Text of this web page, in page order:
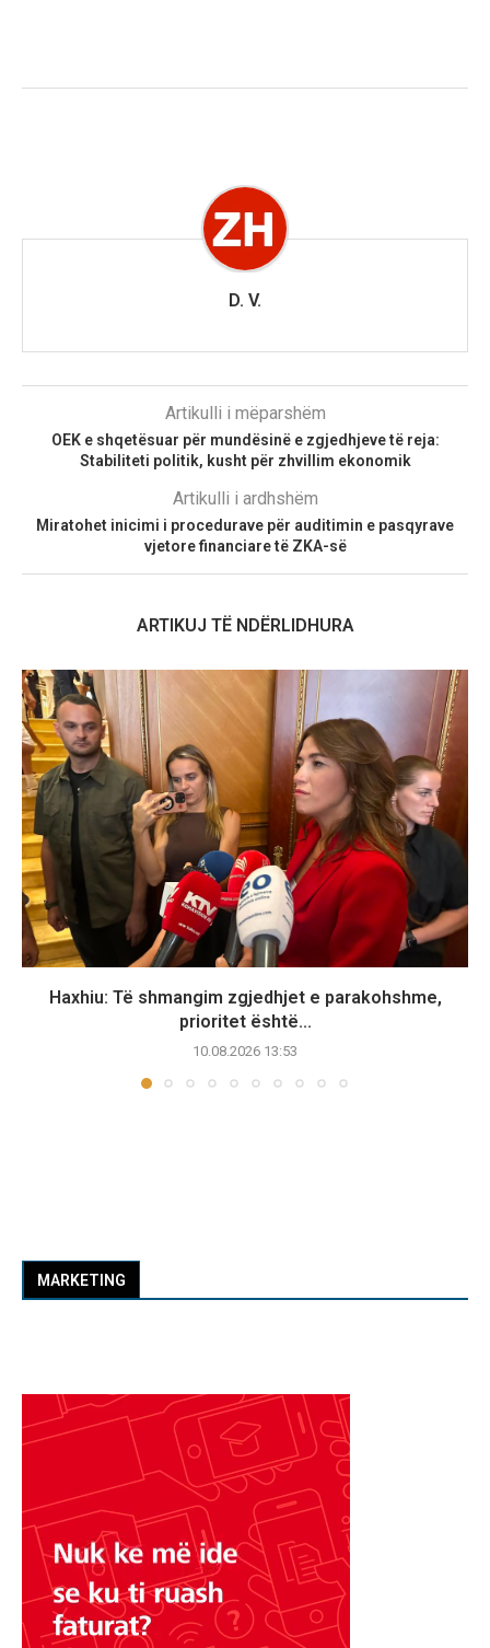
D. V.
Artikulli i mëparshëm
OEK e shqetësuar për mundësinë e zgjedhjeve të reja:
Stabiliteti politik, kusht për zhvillim ekonomik
Artikulli i ardhshëm
Miratohet inicimi i procedurave për auditimin e pasqyrave
vjetore financiare të ZKA-së
ARTIKUJ TË NDËRLIDHURA
Haxhiu: Të shmangim zgjedhjet e parakohshme,
prioritet është...
10.08.2026 13:53
MARKETING